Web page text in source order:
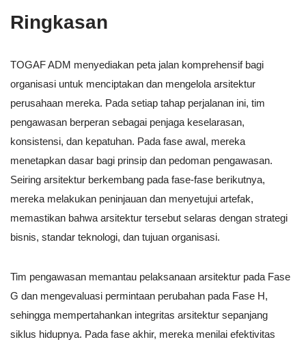
Ringkasan
TOGAF ADM menyediakan peta jalan komprehensif bagi
organisasi untuk menciptakan dan mengelola arsitektur
perusahaan mereka. Pada setiap tahap perjalanan ini, tim
pengawasan berperan sebagai penjaga keselarasan,
konsistensi, dan kepatuhan. Pada fase awal, mereka
menetapkan dasar bagi prinsip dan pedoman pengawasan.
Seiring arsitektur berkembang pada fase-fase berikutnya,
mereka melakukan peninjauan dan menyetujui artefak,
memastikan bahwa arsitektur tersebut selaras dengan strategi
bisnis, standar teknologi, dan tujuan organisasi.
Tim pengawasan memantau pelaksanaan arsitektur pada Fase
G dan mengevaluasi permintaan perubahan pada Fase H,
sehingga mempertahankan integritas arsitektur sepanjang
siklus hidupnya. Pada fase akhir, mereka menilai efektivitas